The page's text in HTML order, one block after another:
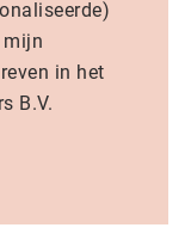
mijn
in het
B.V.